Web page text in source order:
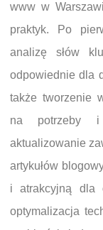
www w
praktyk. Po
analizę słów
odpowiednie dla
także tworzenie
na potrzeby i
aktualizowanie
artykułów
i atrakcyjną dla
optymalizacja